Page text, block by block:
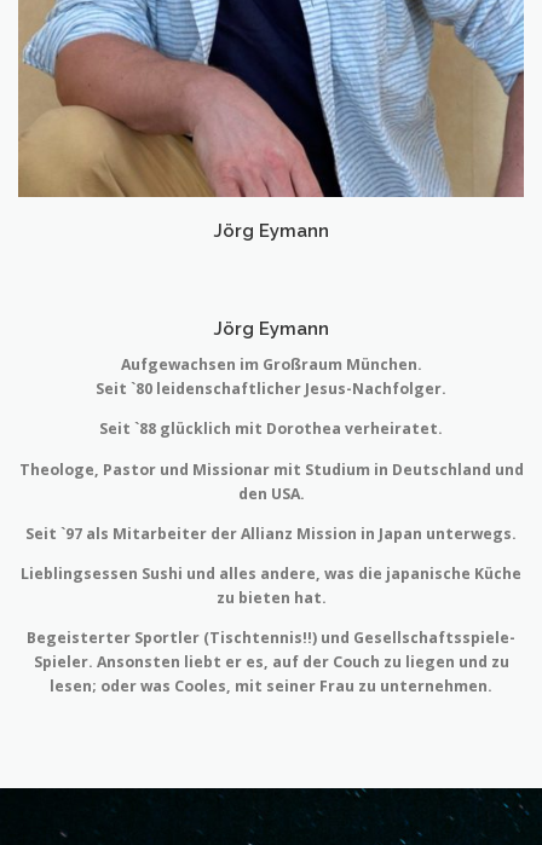
Jörg Eymann
Jörg Eymann
Aufgewachsen im Großraum München.
Seit `80 leidenschaftlicher Jesus-Nachfolger.
Seit `88 glücklich mit Dorothea verheiratet.
Theologe, Pastor und Missionar mit Studium in Deutschland und
den USA.
Seit `97 als Mitarbeiter der Allianz Mission in Japan unterwegs.
Lieblingsessen Sushi und alles andere, was die japanische Küche
zu bieten hat.
Begeisterter Sportler (Tischtennis!!) und Gesellschaftsspiele-
Spieler. Ansonsten liebt er es, auf der Couch zu liegen und zu
lesen; oder was Cooles, mit seiner Frau zu unternehmen.